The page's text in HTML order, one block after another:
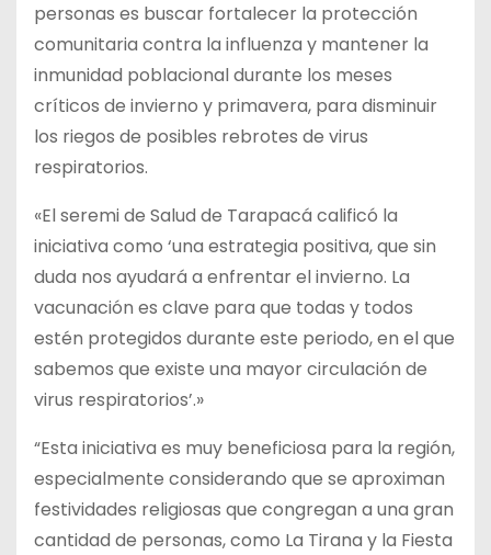
personas es buscar fortalecer la protección
comunitaria contra la influenza y mantener la
inmunidad poblacional durante los meses
críticos de invierno y primavera, para disminuir
los riegos de posibles rebrotes de virus
respiratorios.
«El seremi de Salud de Tarapacá calificó la
iniciativa como ‘una estrategia positiva, que sin
duda nos ayudará a enfrentar el invierno. La
vacunación es clave para que todas y todos
estén protegidos durante este periodo, en el que
sabemos que existe una mayor circulación de
virus respiratorios’.»
“Esta iniciativa es muy beneficiosa para la región,
especialmente considerando que se aproximan
festividades religiosas que congregan a una gran
cantidad de personas, como La Tirana y la Fiesta